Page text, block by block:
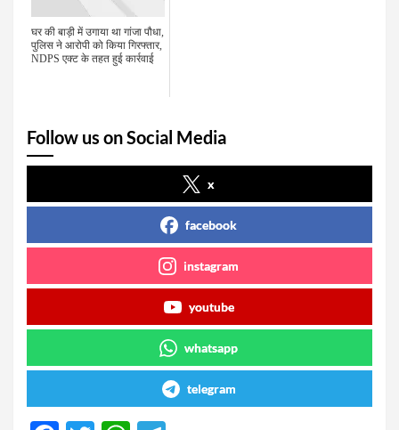
घर की बाड़ी में उगाया था गांजा पौधा,
पुलिस ने आरोपी को किया गिरफ्तार,
NDPS एक्ट के तहत हुई कार्रवाई
Follow us on Social Media
x
facebook
instagram
youtube
whatsapp
telegram